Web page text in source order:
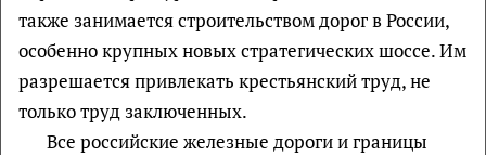
также занимается строительством дорог в России,
особенно крупных новых стратегических шоссе. Им
разрешается привлекать крестьянский труд, не
только труд заключенных.
Все российские железные дороги и границы